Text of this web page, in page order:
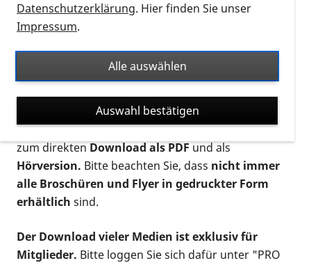
Auf dieser Seite finden Sie sämtliches Infomaterial
Ort. Nutzen Sie den Formatfilter, um ausschließlich
nach Flyern und Broschüren, Audios oder Videos zu
suchen. Die meisten Flyer und Broschüren werden in
verschiedenen Formaten angeboten: zur
postalischen Bestellung als gedruckte Variante
zum direktenDownload als PDFund als
Hörversion. Bitte beachten Sie, dass nicht immer
alle Broschüren und Flyer in gedruckter Form
erhältlich sind.
Der Download vieler Medien ist exklusiv für
Mitglieder. Bitte loggen Sie sich dafür unter "PRO
Datenschutzerklärung. Hier finden Sie unser
Impressum.
Alle auswählen
Auswahl bestätigen